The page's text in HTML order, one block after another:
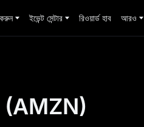
ইভেন্ট সেন্টার রিওয়ার্ড হাব আরও
(AMZN)